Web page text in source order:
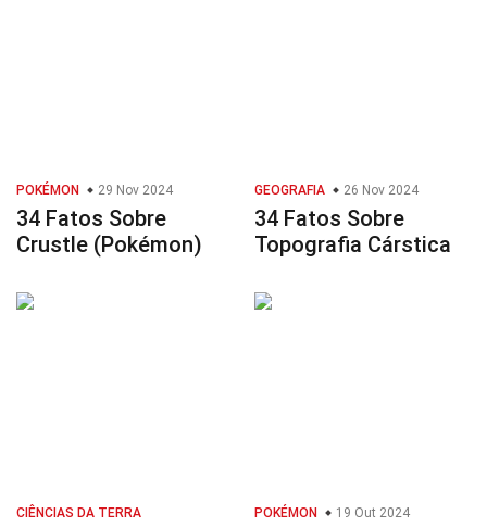
POKÉMON 29 Nov 2024
34 Fatos Sobre
Crustle (Pokémon)
GEOGRAFIA 26 Nov 2024
34 Fatos Sobre
Topografia Cárstica
CIÊNCIAS DA TERRA
POKÉMON 19 Out 2024